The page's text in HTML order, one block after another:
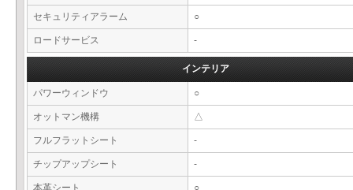
セキュリティアラーム ○
ロードサービス -
インテリア
パワーウィンドウ ○
オットマン機構 △
フルフラットシート -
チップアップシート -
本革シート ○